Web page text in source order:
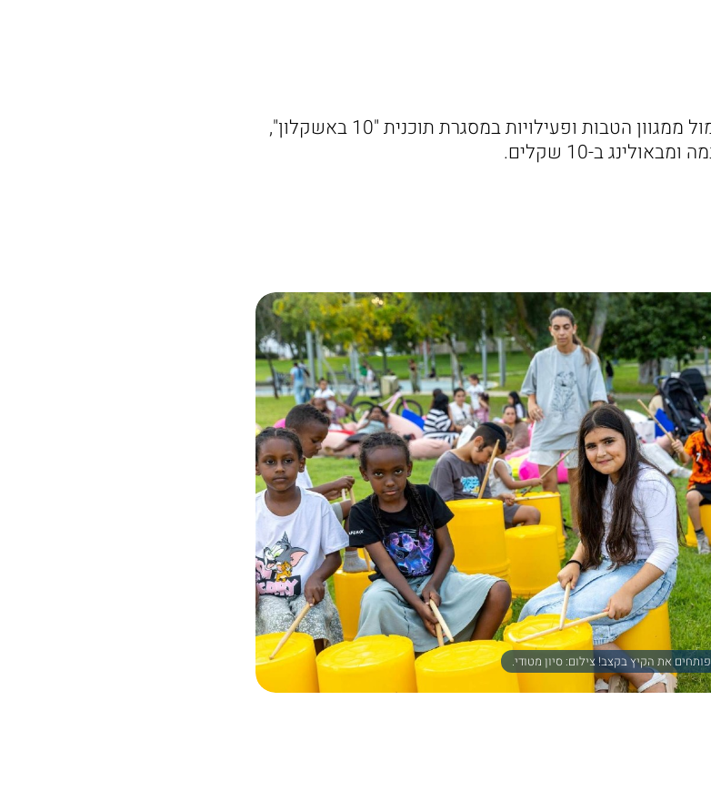
בנוסף, גם בני ובנות הנוער נהנו אתמול ממגוון הטבות ופעילויות במסגרת תוכנית "10 באשקלון",
פותחים את הקיץ בקצב! צילום: סיון מטודי.